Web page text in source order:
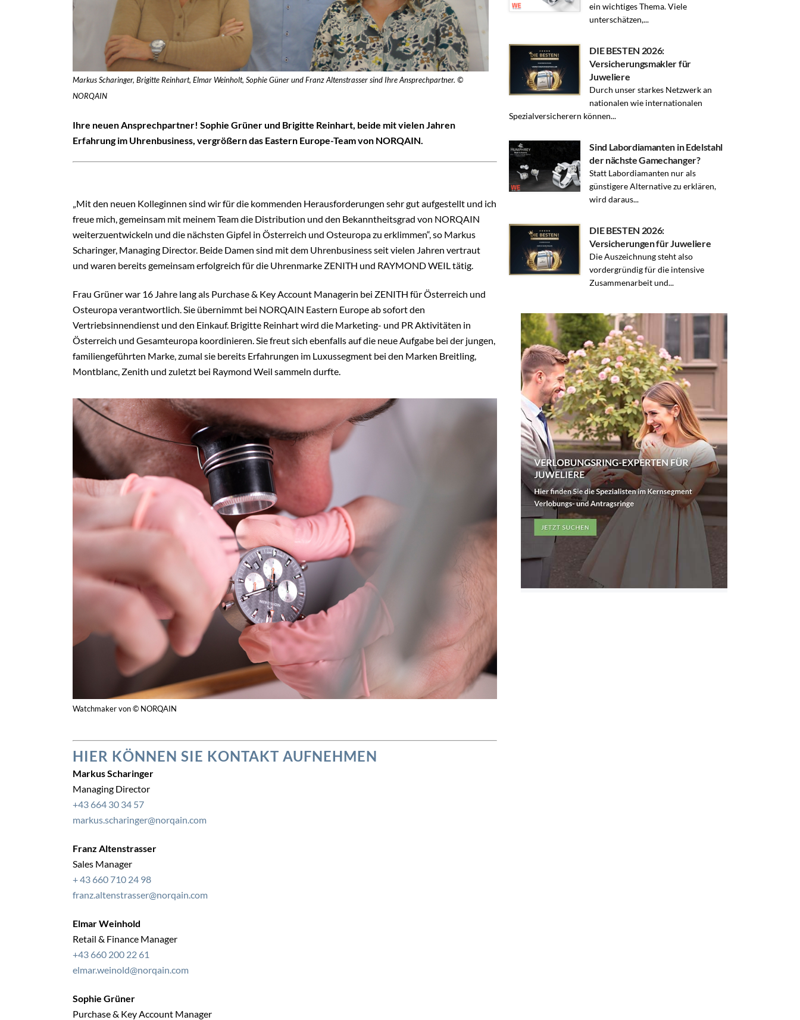
Markus Scharinger, Brigitte Reinhart, Elmar Weinholt, Sophie Güner und Franz Altenstrasser sind Ihre Ansprechpartner. ©
NORQAIN
Ihre neuen Ansprechpartner! Sophie Grüner und Brigitte Reinhart, beide mit vielen Jahren
Erfahrung im Uhrenbusiness, vergrößern das Eastern Europe-Team von NORQAIN.
„Mit den neuen Kolleginnen sind wir für die kommenden Herausforderungen sehr gut aufgestellt und ich
freue mich, gemeinsam mit meinem Team die Distribution und den Bekanntheitsgrad von NORQAIN
weiterzuentwickeln und die nächsten Gipfel in Österreich und Osteuropa zu erklimmen“, so Markus
Scharinger, Managing Director. Beide Damen sind mit dem Uhrenbusiness seit vielen Jahren vertraut
und waren bereits gemeinsam erfolgreich für die Uhrenmarke ZENITH und RAYMOND WEIL tätig.
Frau Grüner war 16 Jahre lang als Purchase & Key Account Managerin bei ZENITH für Österreich und
Osteuropa verantwortlich. Sie übernimmt bei NORQAIN Eastern Europe ab sofort den
Vertriebsinnendienst und den Einkauf. Brigitte Reinhart wird die Marketing- und PR Aktivitäten in
Österreich und Gesamteuropa koordinieren. Sie freut sich ebenfalls auf die neue Aufgabe bei der jungen,
familiengeführten Marke, zumal sie bereits Erfahrungen im Luxussegment bei den Marken Breitling,
Montblanc, Zenith und zuletzt bei Raymond Weil sammeln durfte.
Watchmaker von © NORQAIN
HIER KÖNNEN SIE KONTAKT AUFNEHMEN
Markus Scharinger
Managing Director
+43 664 30 34 57
markus.scharinger@norqain.com
Franz Altenstrasser
Sales Manager
+ 43 660 710 24 98
franz.altenstrasser@norqain.com
Elmar Weinhold
Retail & Finance Manager
+43 660 200 22 61
elmar.weinold@norqain.com
Sophie Grüner
Purchase & Key Account Manager
ein wichtiges Thema. Viele
unterschätzen,...
DIE BESTEN 2026:
Versicherungsmakler für
Juweliere
Durch unser starkes Netzwerk an
nationalen wie internationalen
Spezialversicherern können...
Sind Labordiamanten in Edelstahl
der nächste Gamechanger?
Statt Labordiamanten nur als
günstigere Alternative zu erklären,
wird daraus...
DIE BESTEN 2026:
Versicherungen für Juweliere
Die Auszeichnung steht also
vordergründig für die intensive
Zusammenarbeit und...